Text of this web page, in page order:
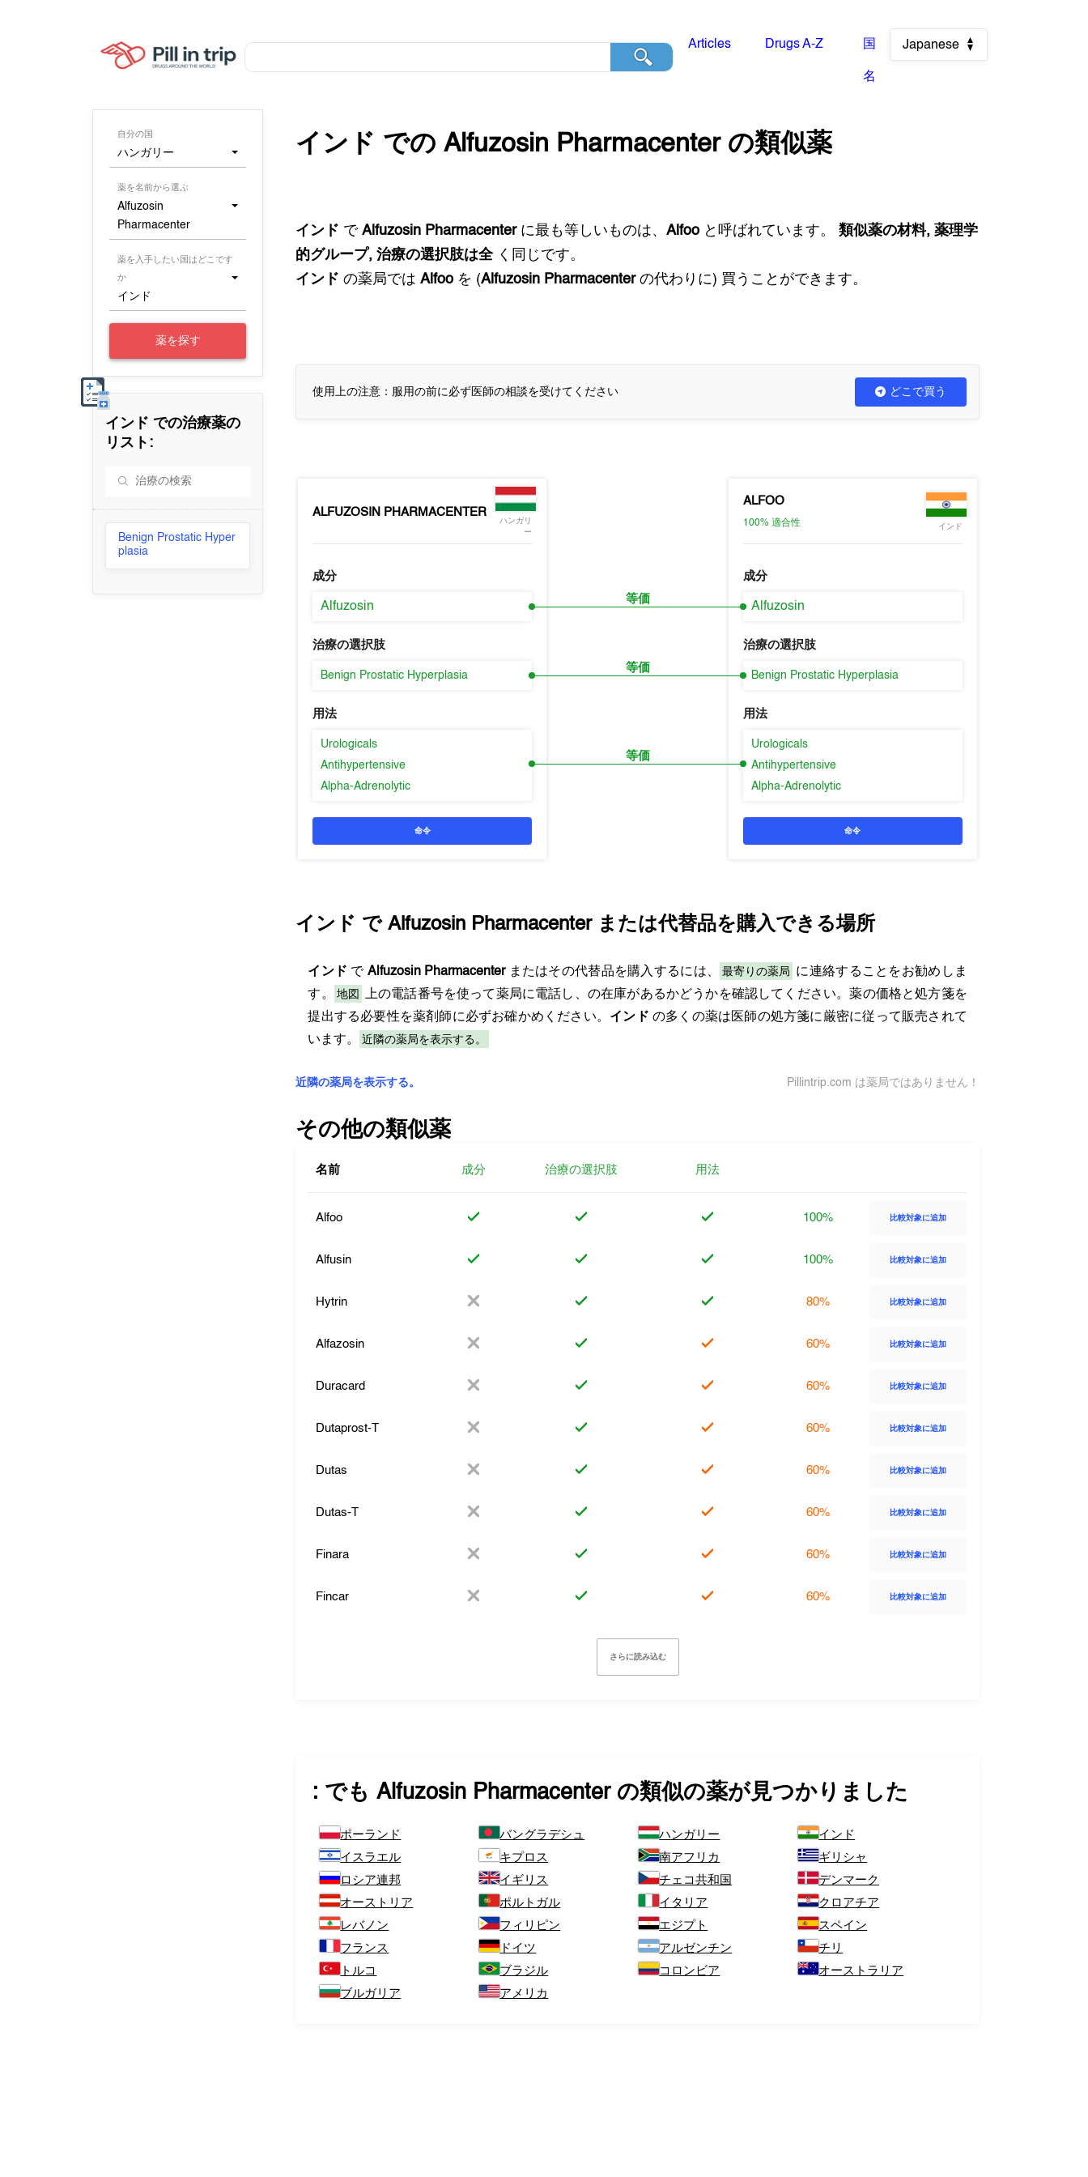
Articles Drugs A-Z 国
名
Japanese
自分の国
ハンガリー
薬を名前から選ぶ
Alfuzosin
Pharmacenter
薬を入手したい国はどこです
か
インド
薬を探す
インド での治療薬の
リスト:
Benign Prostatic Hyper
plasia
インド でのAlfuzosin Pharmacenterの類似薬
インド でAlfuzosin Pharmacenterに最も等しいものは、Alfoo と呼ばれています。
類似薬の材料, 薬理学
的グループ, 治療の選択肢は全 く同じです。
インド の薬局ではAlfoo を (Alfuzosin Pharmacenterの代わりに) 買うことができます。
使用上の注意：服用の前に必ず医師の相談を受けてください どこで買う
ALFUZOSIN PHARMACENTER
ハンガリ
ー
成分
Alfuzosin
治療の選択肢
Benign Prostatic Hyperplasia
用法
Urologicals
Antihypertensive
Alpha-Adrenolytic
命令
等価
等価
等価
ALFOO
100% 適合性 インド
成分
Alfuzosin
治療の選択肢
Benign Prostatic Hyperplasia
用法
Urologicals
Antihypertensive
Alpha-Adrenolytic
命令
インド でAlfuzosin Pharmacenterまたは代替品を購入できる場所
インド でAlfuzosin Pharmacenterまたはその代替品を購入するには、 最寄りの薬局 に連絡することをお勧めしま
す。
地図 上の電話番号を使って薬局に電話し、の在庫があるかどうかを確認してください。薬の価格と処方箋を
提出する必要性を薬剤師に必ずお確かめください。 インド の多くの薬は医師の処方箋に厳密に従って販売されて
います。
近隣の薬局を表示する。
近隣の薬局を表示する。 Pillintrip.com は薬局ではありません！
その他の類似薬
名前 成分 治療の選択肢 用法
Alfoo 100% 比較対象に追加
Alfusin 100% 比較対象に追加
Hytrin 80% 比較対象に追加
Alfazosin 60% 比較対象に追加
Duracard 60% 比較対象に追加
Dutaprost-T 60% 比較対象に追加
Dutas 60% 比較対象に追加
Dutas-T 60% 比較対象に追加
Finara 60% 比較対象に追加
Fincar 60% 比較対象に追加
さらに読み込む
: でもAlfuzosin Pharmacenterの類似の薬が見つかりました
ポーランド バングラデシュ ハンガリー
インド
イスラエル
キプロス 南アフリカ
ギリシャ
ロシア連邦
イギリス チェコ共和国
デンマーク
オーストリア
ポルトガル イタリア
クロアチア
レバノン
フィリピン エジプト
スペイン
フランス
ドイツ アルゼンチン
チリ
トルコ
ブラジル コロンビア
オーストラリア
ブルガリア
アメリカ